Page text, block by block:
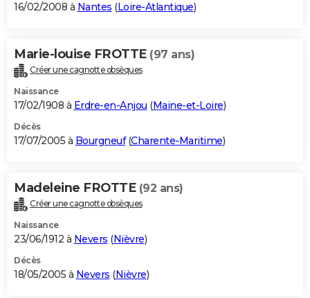
16/02/2008 à Nantes (Loire-Atlantique)
Marie-louise FROTTE (97 ans)
Créer une cagnotte obsèques
Naissance
17/02/1908 à Erdre-en-Anjou (Maine-et-Loire)
Décès
17/07/2005 à Bourgneuf(Charente-Maritime)
Madeleine FROTTE (92 ans)
Créer une cagnotte obsèques
Naissance
23/06/1912 à Nevers (Nièvre)
Décès
18/05/2005 à Nevers (Nièvre)